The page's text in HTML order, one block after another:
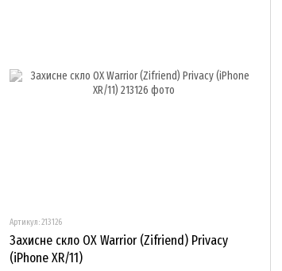
Артикул: 213126
Захисне скло OX Warrior (Zifriend) Privacy
(iPhone XR/11)